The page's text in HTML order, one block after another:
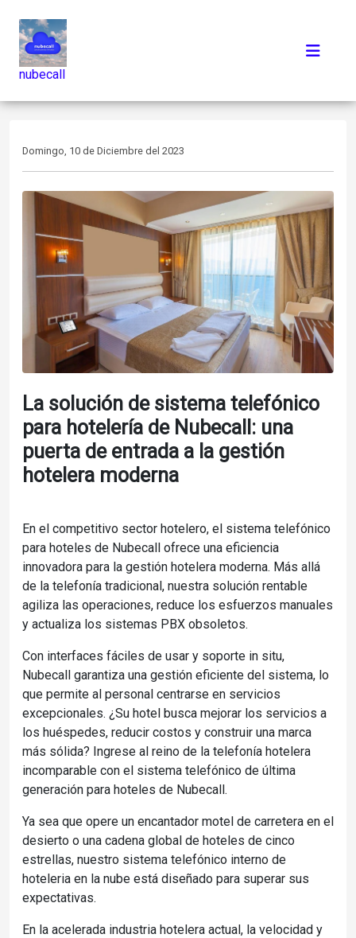
nubecall
Domingo, 10 de Diciembre del 2023
La solución de sistema telefónico
para hotelería de Nubecall: una
puerta de entrada a la gestión
hotelera moderna
En el competitivo sector hotelero, el sistema telefónico
para hoteles de Nubecall ofrece una eficiencia
innovadora para la gestión hotelera moderna. Más allá
de la telefonía tradicional, nuestra solución rentable
agiliza las operaciones, reduce los esfuerzos manuales
y actualiza los sistemas PBX obsoletos.
Con interfaces fáciles de usar y soporte in situ,
Nubecall garantiza una gestión eficiente del sistema, lo
que permite al personal centrarse en servicios
excepcionales. ¿Su hotel busca mejorar los servicios a
los huéspedes, reducir costos y construir una marca
más sólida? Ingrese al reino de la telefonía hotelera
incomparable con el sistema telefónico de última
generación para hoteles de Nubecall.
Ya sea que opere un encantador motel de carretera en el
desierto o una cadena global de hoteles de cinco
estrellas, nuestro sistema telefónico interno de
hoteleria en la nube está diseñado para superar sus
expectativas.
En la acelerada industria hotelera actual, la velocidad y